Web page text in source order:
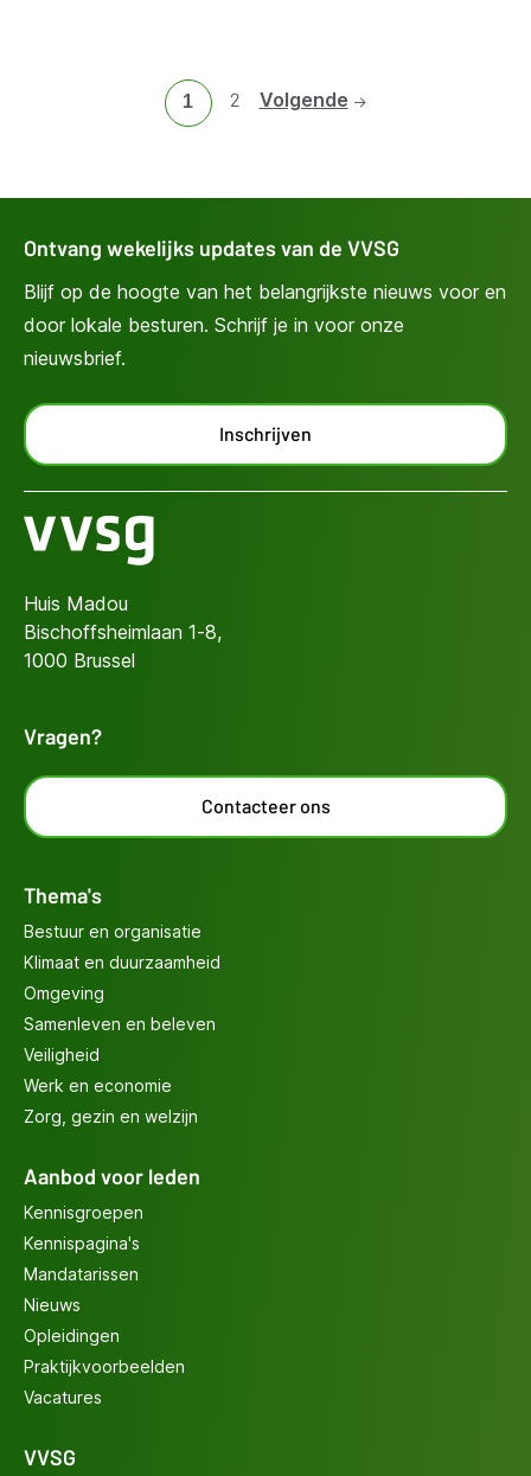
Huidige
pagina
1
Ga
2 Volgende
Ontvang wekelijks updates van de VVSG
Blijf op de hoogte van het belangrijkste nieuws voor en
door lokale besturen. Schrijf je in voor onze
nieuwsbrief.
Inschrijven
Huis Madou
Bischoffsheimlaan 1-8,
1000 Brussel
Vragen?
Contacteer ons
Thema's
Bestuur en organisatie
Klimaat en duurzaamheid
Omgeving
Samenleven en beleven
Veiligheid
Werk en economie
Zorg, gezin en welzijn
Aanbod voor leden
Kennisgroepen
Kennispagina's
Mandatarissen
Nieuws
Opleidingen
Praktijkvoorbeelden
Vacatures
VVSG